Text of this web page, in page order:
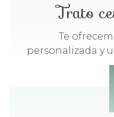
Trato
Te
personalizada y